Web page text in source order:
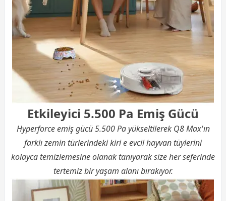
Etkileyici 5.500 Pa Emiş Gücü
Hyperforce emiş gücü 5.500 Pa yükseltilerek Q8 Max'ın
farklı zemin türlerindeki kiri e evcil hayvan tüylerini
kolayca temizlemesine olanak tanıyarak size her seferinde
tertemiz bir yaşam alanı bırakıyor.